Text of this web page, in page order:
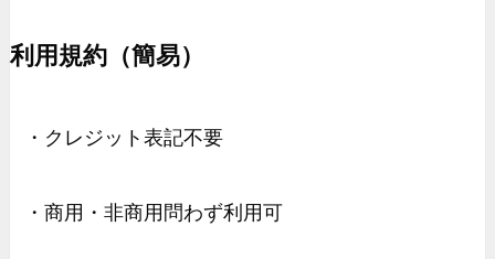
利用規約（簡易）
・クレジット表記不要
・商用・非商用問わず利用可